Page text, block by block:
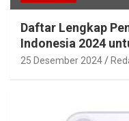
Daftar Lengkap
Indonesia 2024
25 Desember 2024